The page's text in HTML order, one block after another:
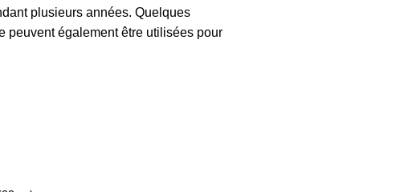
plusieurs années. Quelques
peuvent également être utilisées pour